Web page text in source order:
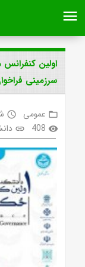
menu
اولین
سرزمینی فراخوان
folder_open عمومی access_time شنبه
visibility
408
link